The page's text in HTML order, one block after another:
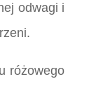
odwagi i
różowego